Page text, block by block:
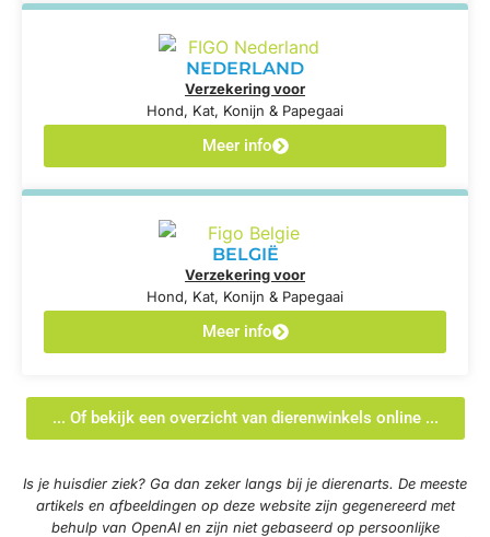
NEDERLAND
Verzekering voor
Hond, Kat, Konijn & Papegaai
Meer info
BELGIË
Verzekering voor
Hond, Kat, Konijn & Papegaai
Meer info
... Of bekijk een overzicht van dierenwinkels online ...
Is je huisdier ziek? Ga dan zeker langs bij je dierenarts. De meeste
artikels en afbeeldingen op deze website zijn gegenereerd met
behulp van OpenAI en zijn niet gebaseerd op persoonlijke